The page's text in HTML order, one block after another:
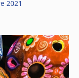
2021